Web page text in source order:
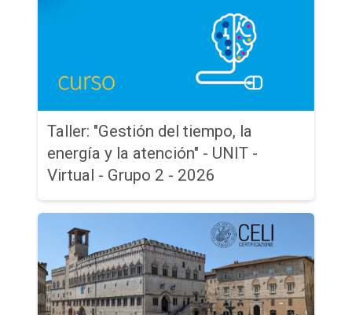
Taller: "Gestión del tiempo, la
energía y la atención" - UNIT -
Virtual - Grupo 2 - 2026